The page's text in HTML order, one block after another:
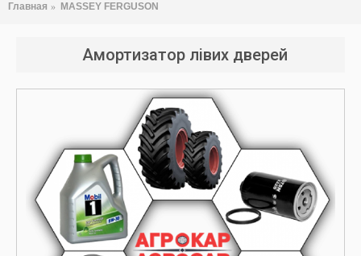
Главная MASSEY FERGUSON
Амортизатор лівих дверей